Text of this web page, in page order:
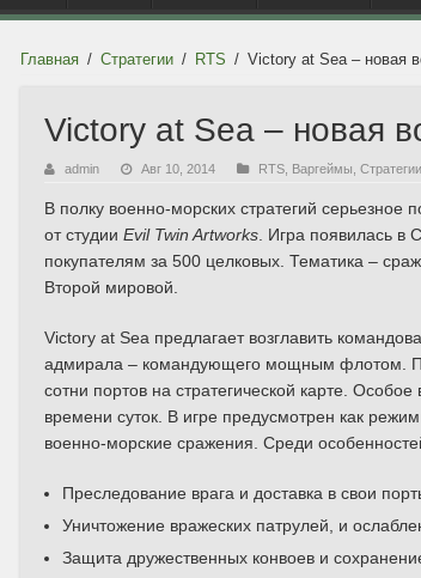
Главная / Стратегии / RTS / Victory at Sea – новая
Victory at Sea – новая
admin Авг 10, 2014 RTS, Варгеймы Стратегии
В полку военно-морских стратегий серьезное
от студии Evil Twin Artworks. Игра появилась в
покупателям за 500 целковых. Тематика –
Второй мировой.
Victory at Sea предлагает возглавить
адмирала – командующего мощным флотом.
сотни портов на стратегической карте.
времени суток. В игре предусмотрен как
военно-морские сражения. Среди
Преследование врага и доставка в свои
Уничтожение вражеских патрулей, и
Защита дружественных конвоев и